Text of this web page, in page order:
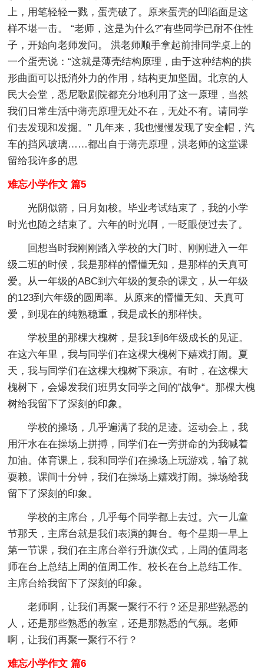
上，用笔轻轻一戮，蛋壳破了。原来蛋壳的凹陷面是这
样不堪一击。 “老师，这是为什么?”有些同学已耐不住性
子，开始向老师发问。 洪老师顺手拿起前排同学桌上的
一个蛋壳说：“这就是薄壳结构原理，由于这种结构的拱
形曲面可以抵消外力的作用，结构更加坚固。北京的人
民大会堂，悉尼歌剧院都充分地利用了这一原理，当然
我们日常生活中薄壳原理无处不在，无处不有。请同学
们去发现和发掘。” 几年来，我也慢慢发现了安全帽，汽
车的挡风玻璃……都出自于薄壳原理，洪老师的这堂课
留给我许多的思
难忘小学作文 篇5
光阴似箭，日月如梭。毕业考试结束了，我的小学
时光也随之结束了。六年的时光啊，一眨眼便过去了。
回想当时我刚刚踏入学校的大门时、刚刚进入一年
级二班的时候，我是那样的懵懂无知，是那样的天真可
爱。从一年级的ABC到六年级的复杂的课文，从一年级
的123到六年级的圆周率。从原来的懵懂无知、天真可
爱，到现在的纯熟稳重，我是成长的那样快。
学校里的那棵大槐树，是我1到6年级成长的见证。
在这六年里，我与同学们在这棵大槐树下嬉戏打闹。夏
天，我与同学们在这棵大槐树下乘凉。有时，在这棵大
槐树下，会爆发我们班男女同学之间的”战争“。那棵大槐
树给我留下了深刻的印象。
学校的操场，几乎遍满了我的足迹。运动会上，我
用汗水在在操场上拼搏，同学们在一旁拼命的为我喊着
加油。体育课上，我和同学们在操场上玩游戏，输了就
耍赖。课间十分钟，我们在操场上嬉戏打闹。操场给我
留下了深刻的印象。
学校的主席台，几乎每个同学都上去过。六一儿童
节那天，主席台就是我们表演的舞台。每个星期一早上
第一节课，我们在主席台举行升旗仪式，上周的值周老
师在台上总结上周的值周工作。校长在台上总结工作。
主席台给我留下了深刻的印象。
老师啊，让我们再聚一聚行不行？还是那些熟悉的
人，还是那些熟悉的教室，还是那熟悉的气氛。老师
啊，让我们再聚一聚行不行？
难忘小学作文 篇6